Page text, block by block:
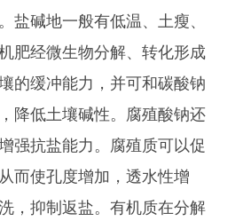
盐碱地一般有低温、土瘦、
肥经微生物分解、转化形成
的缓冲能力，并可和碳酸钠
降低土壤碱性。腐殖酸钠还
强抗盐能力。腐殖质可以促
而使孔度增加，透水性增
，抑制返盐。有机质在分解